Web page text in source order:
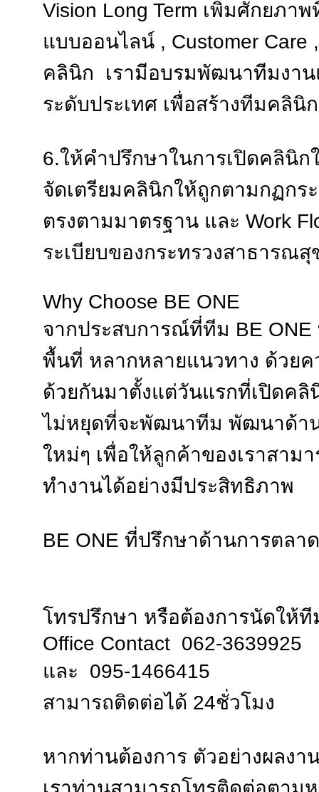
Vision Long Term เพิ่มศักยภ
แบบออนไลน์ , Customer
คลินิก เรามีอบรมพัฒนาทีมงาน
ระดับประเทศ เพื่อสร้างทีมคลิ
6.ให้คำปรึกษาในการเปิดคลินิ
จัดเตรียมคลินิกให้ถูกตามกฏกร
ตรงตามมาตรฐาน และ Work
ระเบียบของกระทรวงสาธารณ
Why Choose BE ONE
จากประสบการณ์ที่ทีม BE
พื้นที่ หลากหลายแนวทาง ด้วยค
ด้วยกันมาตั้งแต่วันแรกที่เปิดคลิ
ไม่หยุดที่จะพัฒนาทีม พัฒนาด้าน
ใหม่ๆ เพื่อให้ลูกค้าของเราสาม
ทำงานได้อย่างมีประสิทธิภาพ
BE ONE ที่ปรึกษาด้านการตล
โทรปรึกษา หรือต้องการนัดให้ที
Office Contact 062-3639925
และ 095-1466415
สามารถติดต่อได้ 24ชั่วโมง
หากท่านต้องการ ตัวอย่างผลงา